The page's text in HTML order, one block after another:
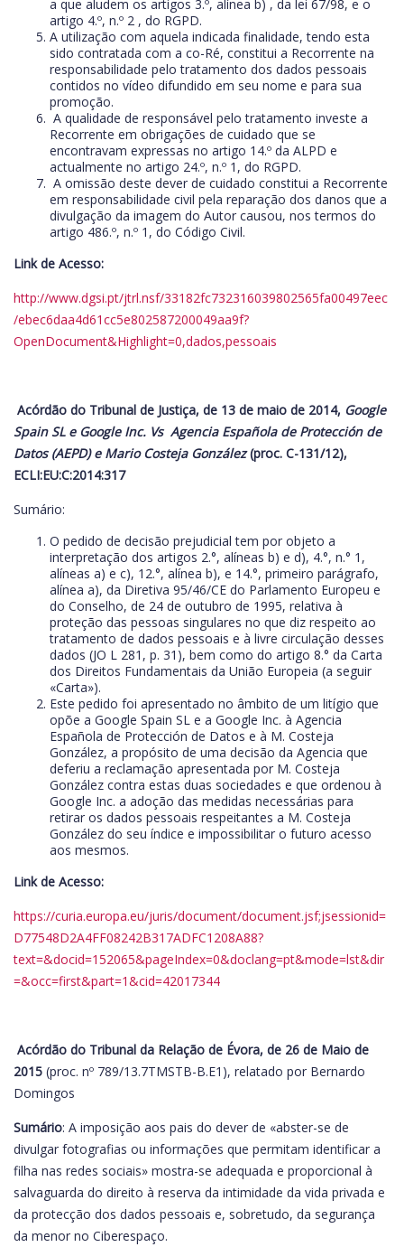
a que aludem os artigos 3.º, alínea b) , da lei 67/98, e o
artigo 4.º, n.º 2 , do RGPD.
A utilização com aquela indicada finalidade, tendo esta
sido contratada com a co-Ré, constitui a Recorrente na
responsabilidade pelo tratamento dos dados pessoais
contidos no vídeo difundido em seu nome e para sua
promoção.
A qualidade de responsável pelo tratamento investe a
Recorrente em obrigações de cuidado que se
encontravam expressas no artigo 14.º da ALPD e
actualmente no artigo 24.º, n.º 1, do RGPD.
A omissão deste dever de cuidado constitui a Recorrente
em responsabilidade civil pela reparação dos danos que a
divulgação da imagem do Autor causou, nos termos do
artigo 486.º, n.º 1, do Código Civil.
Link de Acesso:
http://www.dgsi.pt/jtrl.nsf/33182fc732316039802565fa00497eec
/ebec6daa4d61cc5e802587200049aa9f?
OpenDocument&Highlight=0,dados,pessoais
Acórdão do Tribunal de Justiça, de 13 de maio de 2014, Google
Spain SL e Google Inc. Vs Agencia Española de Protección de
Datos (AEPD) e Mario Costeja González(proc. C-131/12),
ECLI:EU:C:2014:317
Sumário:
O pedido de decisão prejudicial tem por objeto a
interpretação dos artigos 2.°, alíneas b) e d), 4.°, n.° 1,
alíneas a) e c), 12.°, alínea b), e 14.°, primeiro parágrafo,
alínea a), da Diretiva 95/46/CE do Parlamento Europeu e
do Conselho, de 24 de outubro de 1995, relativa à
proteção das pessoas singulares no que diz respeito ao
tratamento de dados pessoais e à livre circulação desses
dados (JO L 281, p. 31), bem como do artigo 8.° da Carta
dos Direitos Fundamentais da União Europeia (a seguir
«Carta»).
Este pedido foi apresentado no âmbito de um litígio que
opõe a Google Spain SL e a Google Inc. à Agencia
Española de Protección de Datos e à M. Costeja
González, a propósito de uma decisão da Agencia que
deferiu a reclamação apresentada por M. Costeja
González contra estas duas sociedades e que ordenou à
Google Inc. a adoção das medidas necessárias para
retirar os dados pessoais respeitantes a M. Costeja
González do seu índice e impossibilitar o futuro acesso
aos mesmos.
Link de Acesso:
https://curia.europa.eu/juris/document/document.jsf;jsessionid=
D77548D2A4FF08242B317ADFC1208A88?
text=&docid=152065&pageIndex=0&doclang=pt&mode=lst&dir
=&occ=first&part=1&cid=42017344
Acórdão do Tribunal da Relação de Évora, de 26 de Maio de
2015 (proc. nº 789/13.7TMSTB-B.E1), relatado por Bernardo
Domingos
Sumário: A imposição aos pais do dever de «abster-se de
divulgar fotografias ou informações que permitam identificar a
filha nas redes sociais» mostra-se adequada e proporcional à
salvaguarda do direito à reserva da intimidade da vida privada e
da protecção dos dados pessoais e, sobretudo, da segurança
da menor no Ciberespaço.